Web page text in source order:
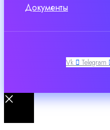
Документы
Vk Telegram